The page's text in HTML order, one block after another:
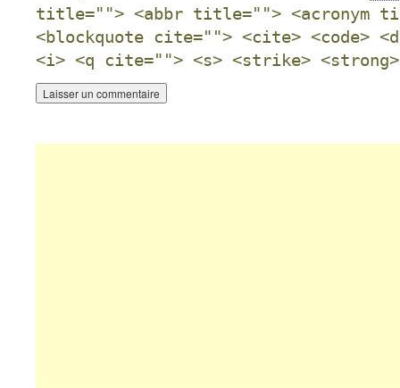
title=""> <abbr title=""> <acronym
<blockquote cite=""> <cite> <code>
<i> <q cite=""> <s> <strike> <strong>